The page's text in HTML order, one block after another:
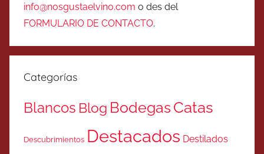
info@nosgustaelvino.com o des del
FORMULARIO DE CONTACTO.
Categorías
Blancos Blog BodegasCatas
Descubrimientos Destacados Destilados